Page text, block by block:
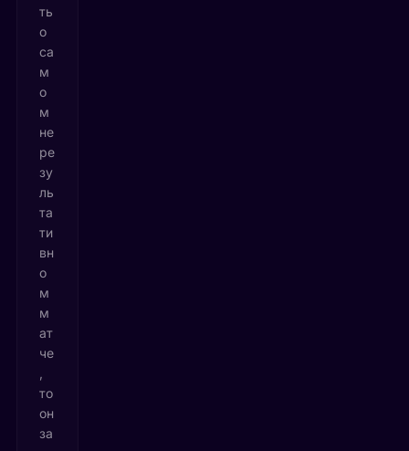
ть
о
са
м
о
м
не
ре
зу
ль
та
ти
вн
о
м
м
ат
че
то
он
за